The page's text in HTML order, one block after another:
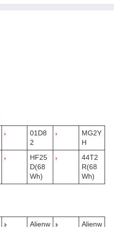
01D8
2
MG2Y
H
HF25
D(68
Wh)
44T2
R(68
Wh)
Alienw
Alienw